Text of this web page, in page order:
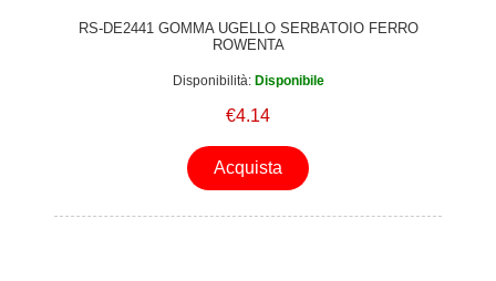
RS-DE2441 GOMMA UGELLO SERBATOIO FERRO
ROWENTA
Disponibilità: Disponibile
€4.14
Acquista